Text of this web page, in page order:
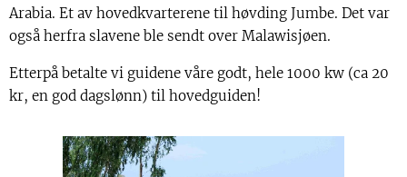
Arabia. Et av hovedkvarterene til høvding Jumbe. Det var
også herfra slavene ble sendt over Malawisjøen.
Etterpå betalte vi guidene våre godt, hele 1000 kw (ca 20
kr, en god dagslønn) til hovedguiden!